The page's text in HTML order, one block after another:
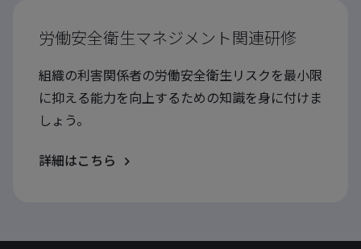
労働安全衛生マネジメント関連研修
組織の利害関係者の労働安全衛生リスクを最小限
に抑える能力を向上するための知識を身に付けま
しょう。
詳細はこちら